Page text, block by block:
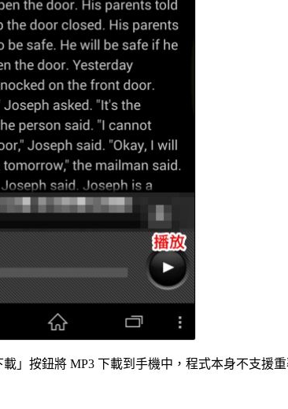
按鈕將 MP3 下載到手機中，程式本身不支援